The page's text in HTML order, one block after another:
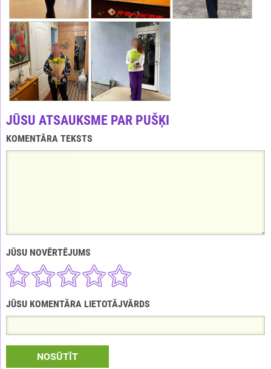
JŪSU ATSAUKSME PAR PUŠĶI
KOMENTĀRA TEKSTS
JŪSU NOVĒRTĒJUMS
JŪSU KOMENTĀRA LIETOTĀJVĀRDS
NOSŪTĪT